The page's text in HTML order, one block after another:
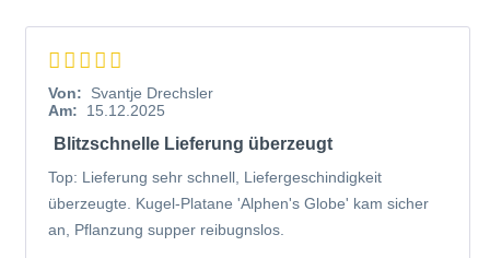
Von:
Svantje Drechsler
Am:
15.12.2025
Blitzschnelle Lieferung überzeugt
Top: Lieferung sehr schnell, Liefergeschindigkeit
überzeugte. Kugel-Platane 'Alphen's Globe' kam sicher
an, Pflanzung supper reibugnslos.